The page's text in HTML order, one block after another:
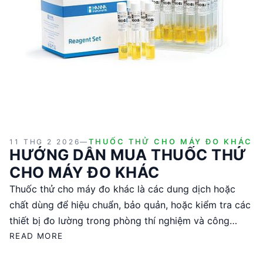
11 THG 2 2026—THUỐC THỬ CHO MÁY ĐO KHÁC
HƯỚNG DẪN MUA THUỐC THỬ
CHO MÁY ĐO KHÁC
Thuốc thử cho máy đo khác là các dung dịch hoặc
chất dùng để hiệu chuẩn, bảo quản, hoặc kiểm tra các
thiết bị đo lường trong phòng thí nghiệm và công
nghiệp. Việc lựa chọn thuốc thử phù hợp đòi hỏi sự
READ MORE